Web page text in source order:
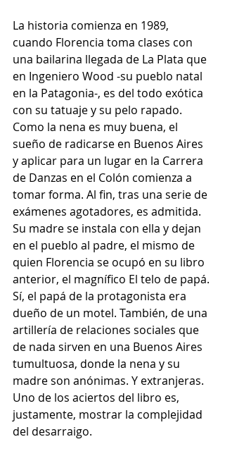
La historia comienza en 1989,
cuando Florencia toma clases con
una bailarina llegada de La Plata que
en Ingeniero Wood -su pueblo natal
en la Patagonia-, es del todo exótica
con su tatuaje y su pelo rapado.
Como la nena es muy buena, el
sueño de radicarse en Buenos Aires
y aplicar para un lugar en la Carrera
de Danzas en el Colón comienza a
tomar forma. Al fin, tras una serie de
exámenes agotadores, es admitida.
Su madre se instala con ella y dejan
en el pueblo al padre, el mismo de
quien Florencia se ocupó en su libro
anterior, el magnífico El telo de papá.
Sí, el papá de la protagonista era
dueño de un motel. También, de una
artillería de relaciones sociales que
de nada sirven en una Buenos Aires
tumultuosa, donde la nena y su
madre son anónimas. Y extranjeras.
Uno de los aciertos del libro es,
justamente, mostrar la complejidad
del desarraigo.